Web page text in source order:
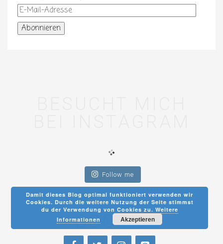
E-
Mail-
Adresse
Abonnieren
Follow me
SOCIAL
Damit dieses Blog optimal funktioniert verwenden wir
Cookies. Durch die weitere Nutzung der Seite stimmst
du der Verwendung von Cookies zu. Weitere
Informationen
Akzeptieren